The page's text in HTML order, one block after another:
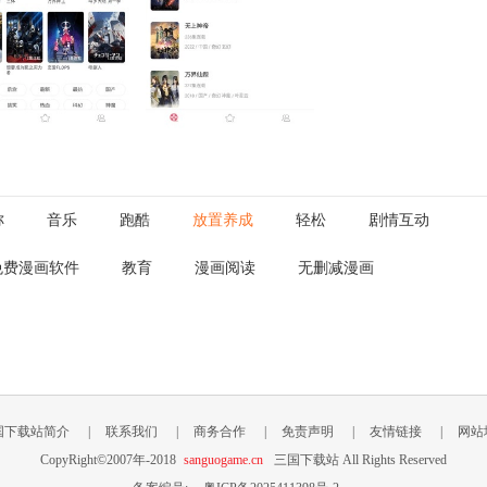
音乐 跑酷 放置养成 轻松 剧情互动
漫画软件 教育 漫画阅读 无删减漫画
下载站简介 联系我们 商务合作 免责声明 友情链接
网
CopyRight©2007年-2018 sanguogame.cn
三国下载站 All Rights Reserved